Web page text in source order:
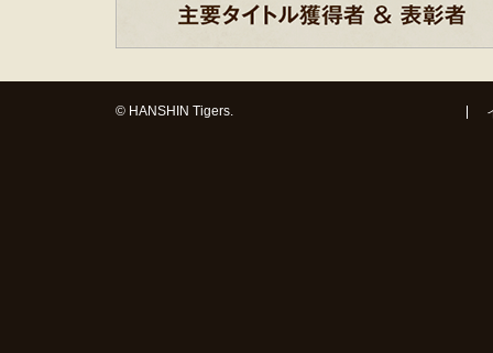
© HANSHIN Tigers.